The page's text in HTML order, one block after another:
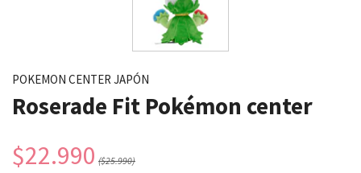
POKEMON CENTER JAPÓN
Roserade Fit Pokémon center
$22.990 ($25.990)